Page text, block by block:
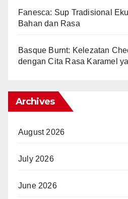
Fanesca: Sup Tradisional
Bahan dan Rasa
Basque Burnt: Kelezatan
dengan Cita Rasa Karamel
Archives
August 2026
July 2026
June 2026